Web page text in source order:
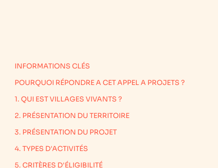
INFORMATIONS CLÉS
POURQUOI RÉPONDRE A CET APPEL A PROJETS ?
1. QUI EST VILLAGES VIVANTS ?
2. PRÉSENTATION DU TERRITOIRE
3. PRÉSENTATION DU PROJET
4. TYPES D'ACTIVITÉS
5. CRITÈRES D'ÉLIGIBILITÉ